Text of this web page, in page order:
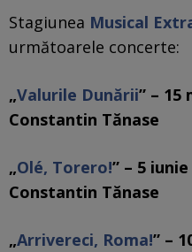
Stagiunea Musical
următoarele concerte:
„Valurile Dunării” – 15
Constantin Tănase
„Olé, Torero!” – 5
Constantin Tănase
„Arrivereci, Roma!” –